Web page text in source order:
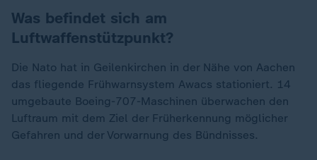
Was befindet sich am
Luftwaffenstützpunkt?
Die Nato hat in Geilenkirchen in der Nähe von Aachen
das fliegende Frühwarnsystem Awacs stationiert. 14
umgebaute Boeing-707-Maschinen überwachen den
Luftraum mit dem Ziel der Früherkennung möglicher
Gefahren und der Vorwarnung des Bündnisses.